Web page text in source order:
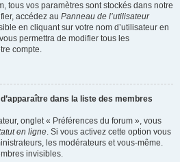
tous vos paramètres sont stockés dans notre
accédez au Panneau de l’utilisateur
en cliquant sur votre nom d’utilisateur en
permettra de modifier tous les
compte.
dans la liste des membres
onglet « Préférences du forum », vous
en ligne. Si vous activez cette option vous
les modérateurs et vous-même.
invisibles.